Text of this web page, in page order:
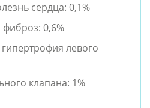
сердца: 0,1%
0,6%
левого
клапана: 1%